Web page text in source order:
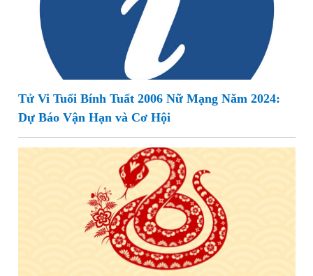
Tử Vi Tuổi Bính Tuất 2006 Nữ Mạng Năm 2024:
Dự Báo Vận Hạn và Cơ Hội